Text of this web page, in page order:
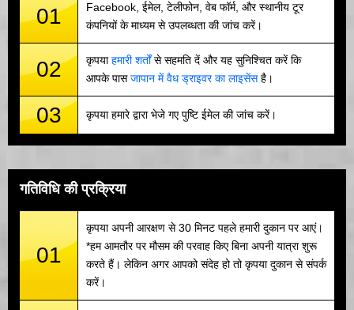
01
Facebook, ईमेल, टेलीफोन, वेब फॉर्म, और स्थानीय टूर
कंपनियों के माध्यम से उपलब्धता की जांच करें।
02 कृपयाहमारी शर्तोंसे सहमति दें और यह सुनिश्चित करें कि
आपके पासजापान में वैध ड्राइवर का लाइसेंसहै।
03 कृपया हमारे द्वारा भेजे गए पुष्टि ईमेल की जांच करें।
गतिविधि की प्रक्रिया
01
कृपया अपनी आरक्षण से 30 मिनट पहले हमारी दुकान पर आएं।
*हम आमतौर पर मौसम की परवाह किए बिना अपनी यात्रा शुरू
करते हैं। लेकिन अगर आपको संदेह हो तो कृपया दुकान से संपर्क
करें।